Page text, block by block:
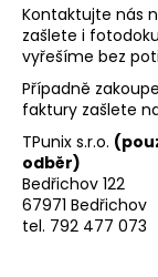
Kontaktujte nás
zašlete i
vyřešíme bez
Případně
faktury zašlete
TPunix s.r.o.
odběr)
Bedřichov 122
67971 Bedřichov
tel. 792 477 073